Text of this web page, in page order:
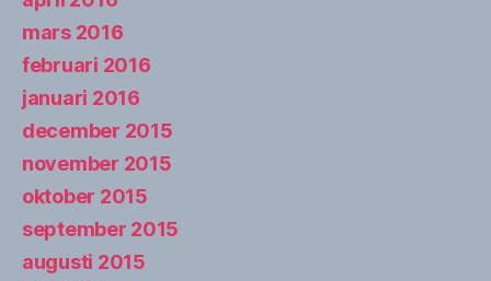
mars 2016
februari 2016
januari 2016
december 2015
november 2015
oktober 2015
september 2015
augusti 2015